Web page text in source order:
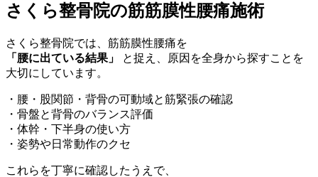
さくら整骨院の筋筋膜性腰痛施術
さくら整骨院では、筋筋膜性腰痛を
「腰に出ている結果」
と捉え、原因を全身から探すことを
大切にしています。
・腰・股関節・背骨の可動域と筋緊張の確認
・骨盤と背骨のバランス評価
・体幹・下半身の使い方
・姿勢や日常動作のクセ
これらを丁寧に確認したうえで、